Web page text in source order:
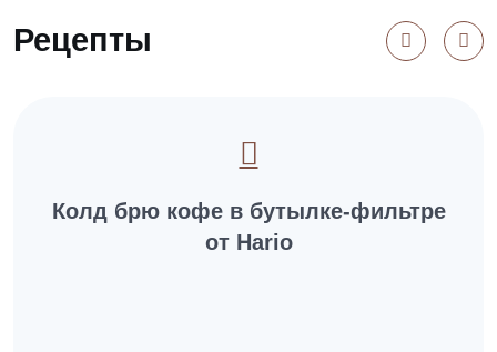
Рецепты
Колд брю кофе в бутылке-фильтре
от Hario